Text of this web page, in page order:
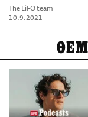
The LiFO team
10.9.2021